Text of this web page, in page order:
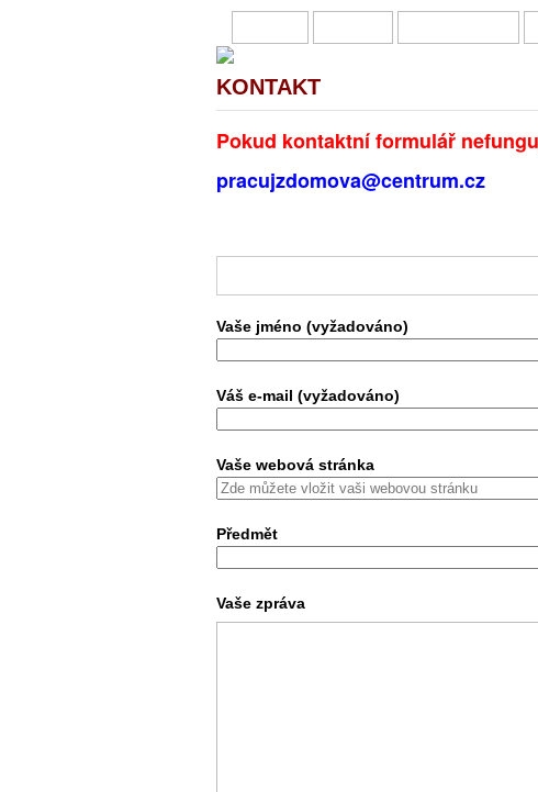
KONTAKT
Pokud kontaktní formulář
pracujzdomova@centrum.cz
Vaše jméno (vyžadováno)
Váš e-mail (vyžadováno)
Vaše webová stránka
Předmět
Vaše zpráva